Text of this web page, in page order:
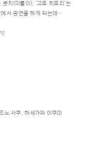
치(외톨이), ‘고토 히토리’는
서 공연을 하게 되는데…
!
사쿠, 하세가와 이쿠미